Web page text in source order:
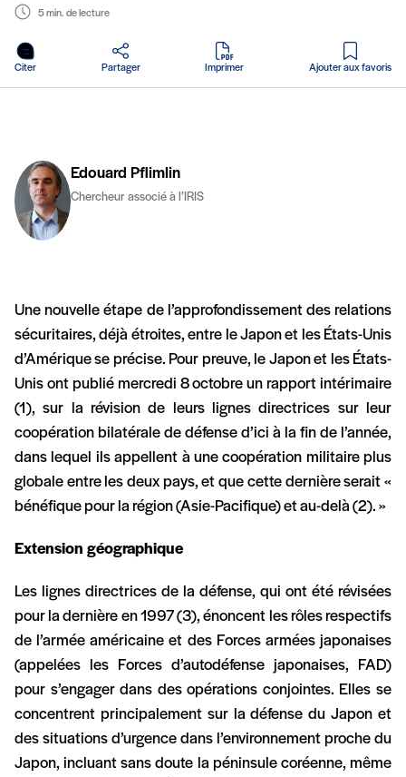
5 min. de lecture
Citer Partager Imprimer
en PDF
Ajouter aux favoris
Edouard Pflimlin
Chercheur associé à l’IRIS
Une nouvelle étape de l’approfondissement des relations
sécuritaires, déjà étroites, entre le Japon et les États-Unis
d’Amérique se précise. Pour preuve, le Japon et les États-
Unis ont publié mercredi 8 octobre un rapport intérimaire
(1), sur la révision de leurs lignes directrices sur leur
coopération bilatérale de défense d’ici à la fin de l’année,
dans lequel ils appellent à une coopération militaire plus
globale entre les deux pays, et que cette dernière serait «
bénéfique pour la région (Asie-Pacifique) et au-delà (2). »
Extension géographique
Les lignes directrices de la défense, qui ont été révisées
pour la dernière en 1997 (3), énoncent les rôles respectifs
de l’armée américaine et des Forces armées japonaises
(appelées les Forces d’autodéfense japonaises, FAD)
pour s’engager dans des opérations conjointes. Elles se
concentrent principalement sur la défense du Japon et
des situations d’urgence dans l’environnement proche du
Japon, incluant sans doute la péninsule coréenne, même